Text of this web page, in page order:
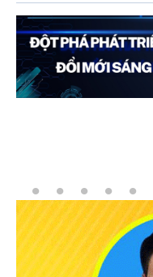
TĂNG CƯỜNG
NÂNG CAO Ý THỨC
THÔN 10 - XÃ TAM
“TOÀN DÂN BẢO VỆ
XÃ TAM NÔNG TỔ
THÁNG 8/2026